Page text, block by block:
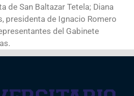
de San Baltazar Tetela; Diana
presidenta de Ignacio Romero
del Gabinete